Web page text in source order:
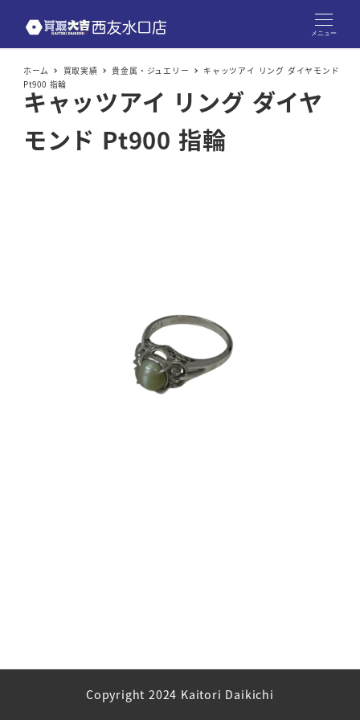
メニュー
ホーム 買取実績 貴金属・ジュエリー
キャッツアイ リング ダイヤモンド
Pt900 指輪
キャッツアイ リング ダイヤ
モンド Pt900 指輪
Copyright 2024 Kaitori Daikichi